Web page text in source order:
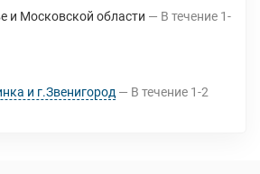
и Московской области В течение 1-
и г.Звенигород В течение 1-2